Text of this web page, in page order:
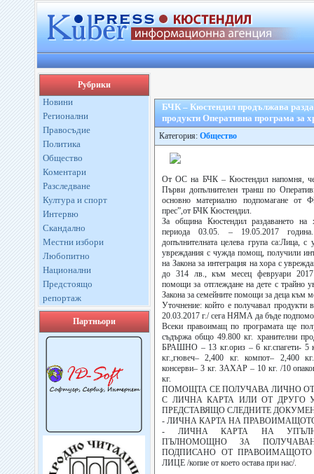
Рубрики
Новини
Регионални
Правосъдие
Политика
Общество
Коментари
Разследване
Култура и спорт
Интервю
Скандално
Местни избори
Любопитно
Национални
Предстоящо
репортаж
Партньори
БЧК – Кюстендил продължава
продукти Оперативна програма за
Категория: Общество
От ОС на БЧК – Кюстендил напомня, че
Първи допълнителен транш по
основно материално подпомагане от
прес”,от БЧК Кюстендил.
За община Кюстендил раздаването на
периода 03.05. – 19.05.2017
допълнителната целева група са:Лица, с
увреждания с чужда помощ, получили
на Закона за интеграция на хора с
до 314 лв., към месец февруари 2017
помощи за отглеждане на дете с трайно
Закона за семейните помощи за деца към
Уточнение: който е получавал
20.03.2017 г./ сега НЯМА да бъде
Всеки правоимащ по програмата ще
съдържа общо 49.800 кг. хранителни
БРАШНО – 13 кг.ориз – 6 кг.спагети- 5
кг.,гювеч– 2,400 кг. компот– 2,400
консерви– 3 кг. ЗАХАР – 10 кг. /10
кг.
ПОМОЩТА СЕ ПОЛУЧАВА ЛИЧНО
С ЛИЧНА КАРТА ИЛИ ОТ ДРУГО
ПРЕДСТАВЯЩО СЛЕДНИТЕ
- ЛИЧНА КАРТА НА
- ЛИЧНА КАРТА НА
ПЪЛНОМОЩНО ЗА
ПОДПИСАНО ОТ
ЛИЦЕ /копие от което остава при нас/.